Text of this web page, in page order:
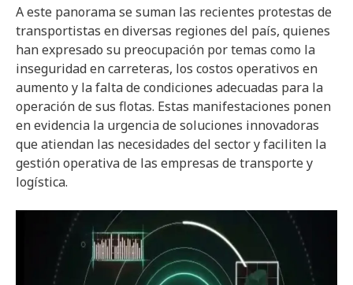
A este panorama se suman las recientes protestas de
transportistas en diversas regiones del país, quienes
han expresado su preocupación por temas como la
inseguridad en carreteras, los costos operativos en
aumento y la falta de condiciones adecuadas para la
operación de sus flotas. Estas manifestaciones ponen
en evidencia la urgencia de soluciones innovadoras
que atiendan las necesidades del sector y faciliten la
gestión operativa de las empresas de transporte y
logística.